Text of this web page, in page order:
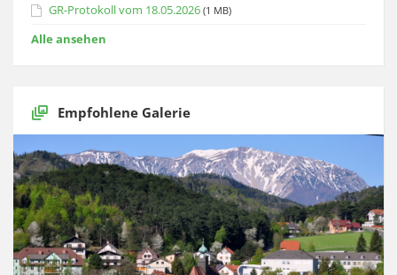
GR-Protokoll vom 18.05.2026 (1 MB)
Alle ansehen
Empfohlene Galerie